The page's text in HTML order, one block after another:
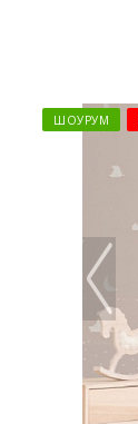
ШОУРУМ